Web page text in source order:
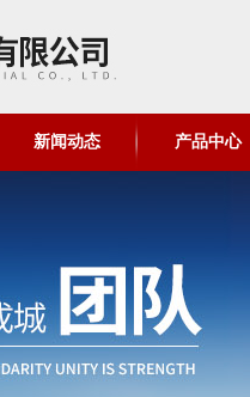
新闻动态 产品中心